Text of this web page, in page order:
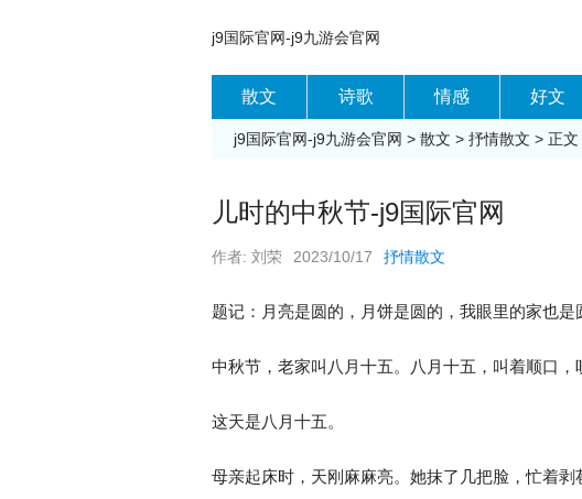
j9国际官网-j9九游会官网
散文 诗歌 情感 好文
j9国际官网-j9九游会官网 > 散文 > 抒情散文 > 正文
儿时的中秋节-j9国际官网
作者: 刘荣 2023/10/17 抒情散文
题记：月亮是圆的，月饼是圆的，我眼里的家也是
中秋节，老家叫八月十五。八月十五，叫着顺口，
这天是八月十五。
母亲起床时，天刚麻麻亮。她抹了几把脸，忙着